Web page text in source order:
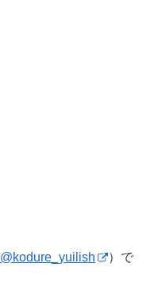
@kodure_yuilish
）で